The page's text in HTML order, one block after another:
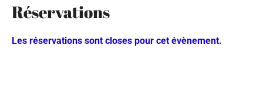
Réservations
Les réservations sont closes pour cet évènement.